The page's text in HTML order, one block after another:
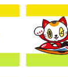
準優で見つかった